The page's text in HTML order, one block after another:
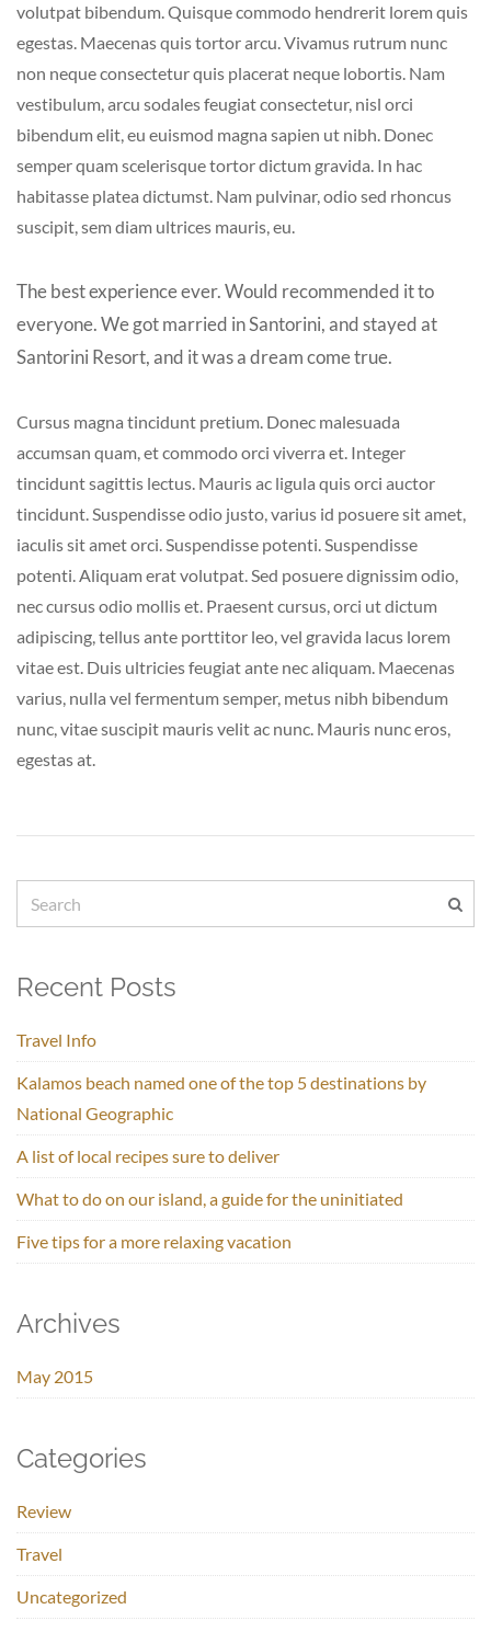
volutpat bibendum. Quisque commodo hendrerit lorem quis
egestas. Maecenas quis tortor arcu. Vivamus rutrum nunc
non neque consectetur quis placerat neque lobortis. Nam
vestibulum, arcu sodales feugiat consectetur, nisl orci
bibendum elit, eu euismod magna sapien ut nibh. Donec
semper quam scelerisque tortor dictum gravida. In hac
habitasse platea dictumst. Nam pulvinar, odio sed rhoncus
suscipit, sem diam ultrices mauris, eu.
The best experience ever. Would recommended it to
everyone. We got married in Santorini, and stayed at
Santorini Resort, and it was a dream come true.
Cursus magna tincidunt pretium. Donec malesuada
accumsan quam, et commodo orci viverra et. Integer
tincidunt sagittis lectus. Mauris ac ligula quis orci auctor
tincidunt. Suspendisse odio justo, varius id posuere sit amet,
iaculis sit amet orci. Suspendisse potenti. Suspendisse
potenti. Aliquam erat volutpat. Sed posuere dignissim odio,
nec cursus odio mollis et. Praesent cursus, orci ut dictum
adipiscing, tellus ante porttitor leo, vel gravida lacus lorem
vitae est. Duis ultricies feugiat ante nec aliquam. Maecenas
varius, nulla vel fermentum semper, metus nibh bibendum
nunc, vitae suscipit mauris velit ac nunc. Mauris nunc eros,
egestas at.
Recent Posts
Travel Info
Kalamos beach named one of the top 5 destinations by
National Geographic
A list of local recipes sure to deliver
What to do on our island, a guide for the uninitiated
Five tips for a more relaxing vacation
Archives
May 2015
Categories
Review
Travel
Uncategorized